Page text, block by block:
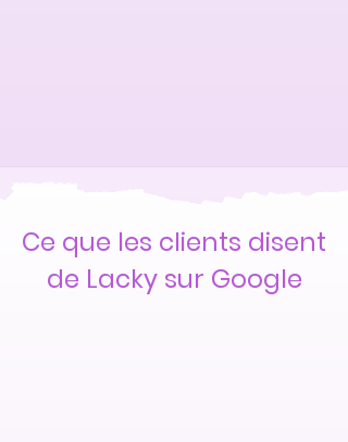
Ce que les clients disent
de Lacky sur Google